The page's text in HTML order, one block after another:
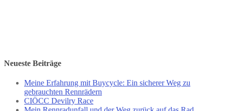
Neueste Beiträge
Meine Erfahrung mit Buycycle: Ein sicherer Weg zu
gebrauchten Rennrädern
CIÖCC Devilry Race